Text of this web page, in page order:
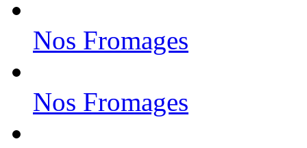
Nos Fromages
Nos Fromages